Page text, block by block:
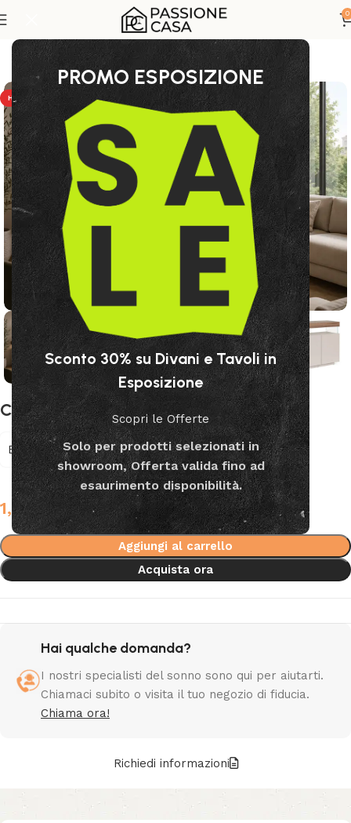
PROMO ESPOSIZIONE
Sconto 30% su Divani e Tavoli in
Esposizione
Scopri le Offerte
Solo per prodotti selezionati in
showroom, Offerta valida fino ad
esaurimento disponibilità.
0
Collezione Bizzotto
HOT
Credenza Castiels 4 ante
Bizzotto
1,949.00€
Aggiungi al carrello
Acquista ora
Hai qualche domanda?
I nostri specialisti del sonno sono qui per aiutarti.
Chiamaci subito o visita il tuo negozio di fiducia.
Chiama ora!
Richiedi informazioni